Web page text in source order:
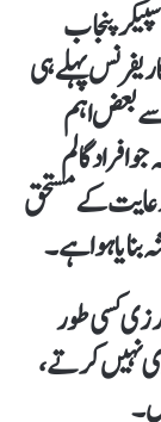
پنجاب
کا ریفرنس پہلے ہی
سے بعض اہم
افراد گالم
رعایت کے مستحق
کسی طور
نہیں کرتے،